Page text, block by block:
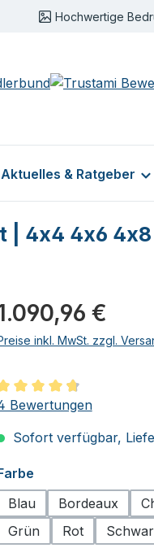
Hochwertige
Aktuelles & Ratgeber
| 4x4 4x6 4x8
Preis:€
inkl. MwSt. zzgl.
Bewertungen
Sofort verfügbar,
auswählen
Blau
Bordeaux
Grün
Rot